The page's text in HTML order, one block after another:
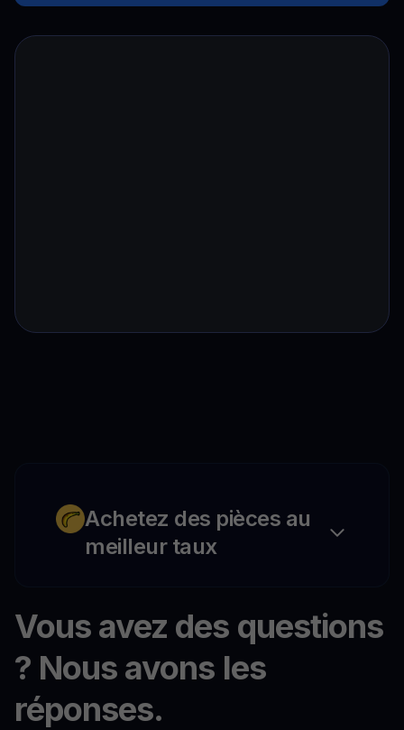
Achetez des pièces au
meilleur taux
Vous avez des questions
? Nous avons les
réponses.